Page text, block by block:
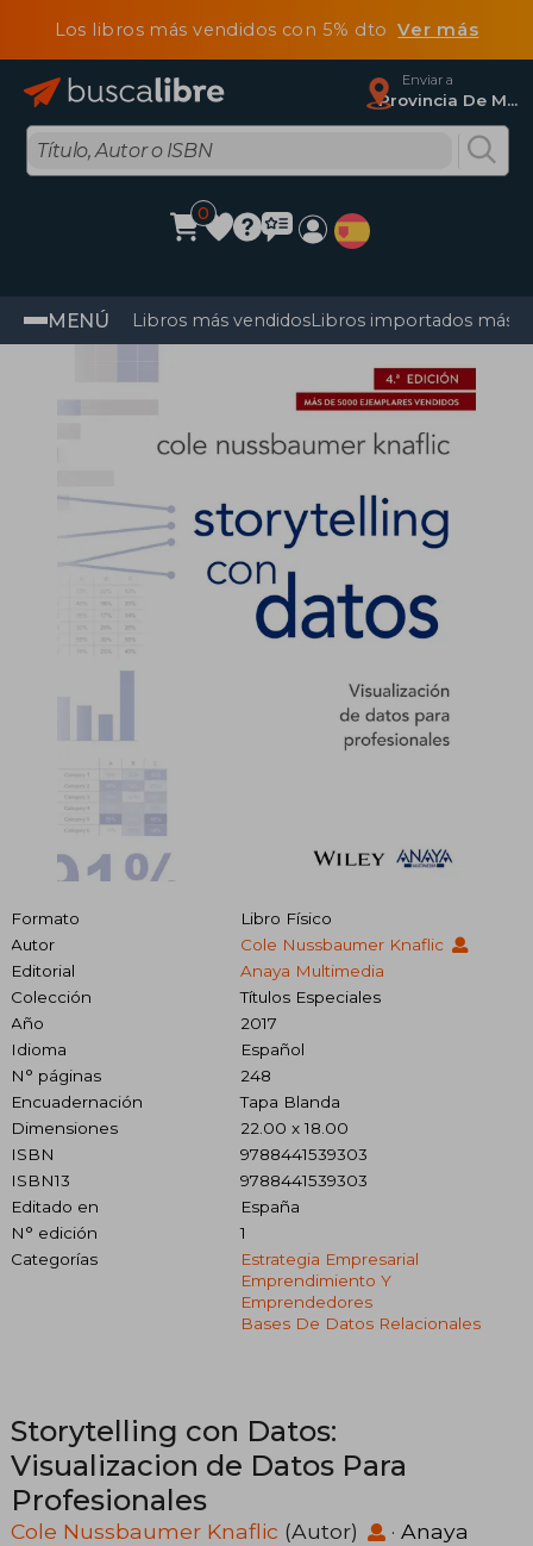
Los libros más vendidos con 5% dtoVer más
Enviar a
Provincia De Madrid
0
MENÚ Libros más vendidosLibros importados más
Formato
Libro Físico
Autor
Cole Nussbaumer Knaflic
Editorial
Anaya Multimedia
Colección
Títulos Especiales
Año
2017
Idioma
Español
N° páginas
248
Encuadernación
Tapa Blanda
Dimensiones
22.00 x 18.00
ISBN
9788441539303
ISBN13
9788441539303
Editado en
España
N° edición
1
Categorías
Estrategia Empresarial
Emprendimiento Y
Emprendedores
Bases De Datos Relacionales
Storytelling con Datos:
Visualizacion de Datos Para
Profesionales
Cole Nussbaumer Knaflic (Autor) · Anaya